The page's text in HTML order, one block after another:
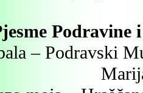
Podravine
– Podravski